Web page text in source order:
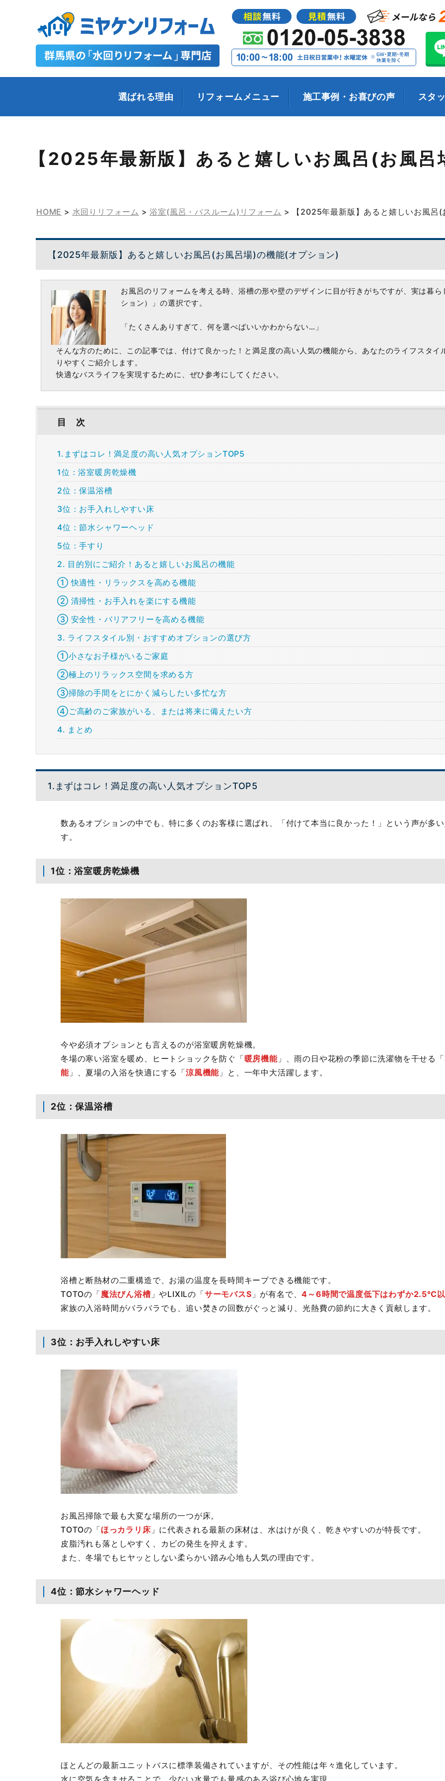
選ばれる理由 リフォームメニュー 施工事例・お喜びの声 スタ
【2025年最新版】あると嬉しいお風呂(お風
HOME > 水回りリフォーム >浴室(風呂・バスルーム)リフォーム > 【2025年最新版】あると嬉しいお風
【2025年最新版】あると嬉しいお風呂(お風呂場)の機能(オプション)
お風呂のリフォームを考える時、浴槽の形や壁のデザインに目が行きがちですが、実は暮
ション）」の選択です。
「たくさんありすぎて、何を選べばいいかわからない…」
そんな方のために、この記事では、付けて良かった！と満足度の高い人気の機能から、あなたのライフスタ
りやすくご紹介します。
快適なバスライフを実現するために、ぜひ参考にしてください。
目 次
1.まずはコレ！満足度の高い人気オプションTOP5
1位：浴室暖房乾燥機
2位：保温浴槽
3位：お手入れしやすい床
4位：節水シャワーヘッド
5位：手すり
2. 目的別にご紹介！あると嬉しいお風呂の機能
① 快適性・リラックスを高める機能
② 清掃性・お手入れを楽にする機能
③ 安全性・バリアフリーを高める機能
3. ライフスタイル別・おすすめオプションの選び方
①小さなお子様がいるご家庭
②極上のリラックス空間を求める方
③掃除の手間をとにかく減らしたい多忙な方
④ご高齢のご家族がいる、または将来に備えたい方
4. まとめ
1.まずはコレ！満足度の高い人気オプションTOP5
数あるオプションの中でも、特に多くのお客様に選ばれ、「付けて本当に良かった！」という声が多
す。
1位：浴室暖房乾燥機
今や必須オプションとも言えるのが浴室暖房乾燥機。
冬場の寒い浴室を暖め、ヒートショックを防ぐ「暖房機能」、雨の日や花粉の季節に洗濯物を干せる「
能」、夏場の入浴を快適にする「涼風機能 」と、一年中大活躍します。
2位：保温浴槽
浴槽と断熱材の二重構造で、お湯の温度を長時間キープできる機能です。
TOTOの「魔法びん浴槽 」やLIXILの「サーモバスS 」が有名で、4～6時間で温度低下はわずか2.5℃
家族の入浴時間がバラバラでも、追い焚きの回数がぐっと減り、光熱費の節約に大きく貢献します。
3位：お手入れしやすい床
お風呂掃除で最も大変な場所の一つが床。
TOTOの「ほっカラリ床」に代表される最新の床材は、水はけが良く、乾きやすいのが特長です。
皮脂汚れも落としやすく、カビの発生を抑えます。
また、冬場でもヒヤッとしない柔らかい踏み心地も人気の理由です。
4位：節水シャワーヘッド
ほとんどの最新ユニットバスに標準装備されていますが、その性能は年々進化しています。
水に空気を含ませることで、少ない水量でも量感のある浴び心地を実現。